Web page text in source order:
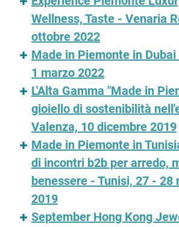
Wellness, Taste - Venaria
ottobre 2022
Made in Piemonte in
1 marzo 2022
L'Alta Gamma "Made in
gioiello di sostenibilità
Valenza, 10 dicembre 2019
Made in Piemonte in
di incontri b2b per arredo,
benessere - Tunisi, 27 - 28
2019
September Hong Kong